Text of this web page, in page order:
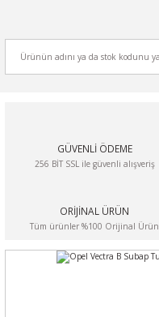
GÜVENLİ ÖDEME
256 BİT SSL ile güvenli alışveriş
ORİJİNAL ÜRÜN
Tüm ürünler %100 Orijinal Ürün